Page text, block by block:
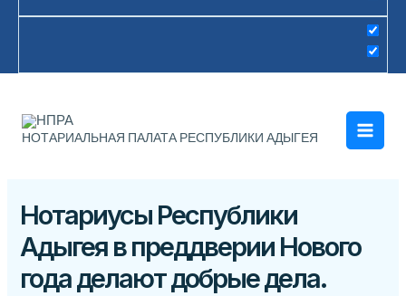
НОТАРИАЛЬНАЯ ПАЛАТА РЕСПУБЛИКИ АДЫГЕЯ
Menu
Нотариусы Республики
Адыгея в преддверии Нового
года делают добрые дела.